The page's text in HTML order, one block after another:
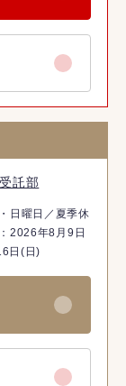
託部
日曜日／夏季休
2026年8月9日
日(日)